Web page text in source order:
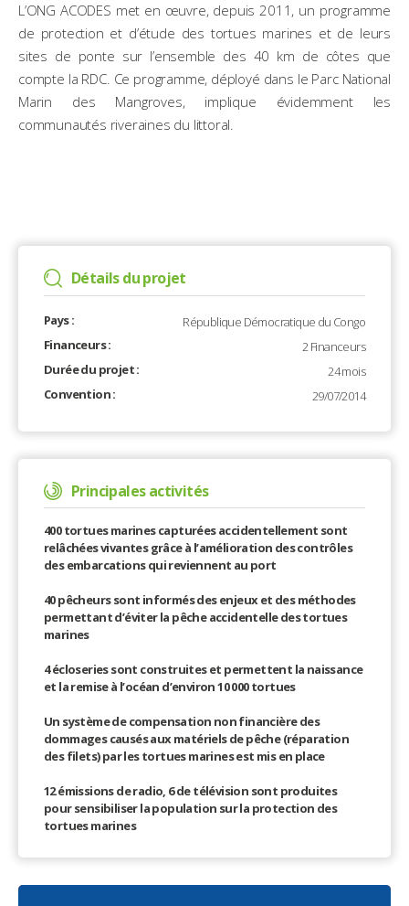
L’ONG ACODES met en œuvre, depuis 2011, un programme
de protection et d’étude des tortues marines et de leurs
sites de ponte sur l’ensemble des 40 km de côtes que
compte la RDC. Ce programme, déployé dans le Parc National
Marin des Mangroves, implique évidemment les
communautés riveraines du littoral.
Détails du projet
Pays :
République Démocratique du Congo
Financeurs :
2 Financeurs
Durée du projet :
24 mois
Convention :
29/07/2014
Principales activités
400 tortues marines capturées accidentellement sont
relâchées vivantes grâce à l’amélioration des contrôles
des embarcations qui reviennent au port
40 pêcheurs sont informés des enjeux et des méthodes
permettant d’éviter la pêche accidentelle des tortues
marines
4 écloseries sont construites et permettent la naissance
et la remise à l’océan d’environ 10 000 tortues
Un système de compensation non financière des
dommages causés aux matériels de pêche (réparation
des filets) par les tortues marines est mis en place
12 émissions de radio, 6 de télévision sont produites
pour sensibiliser la population sur la protection des
tortues marines